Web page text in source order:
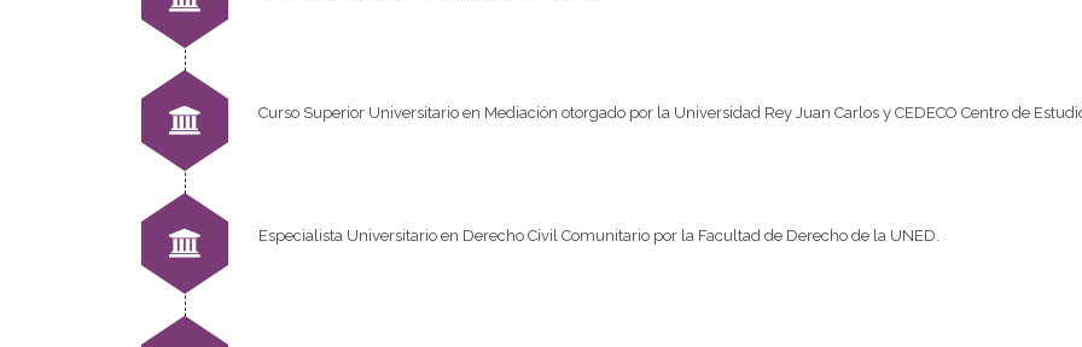
Curso Superior Universitario en Mediación otorgado por la Universidad Rey Juan Carlos y CEDECO Centro de
Especialista Universitario en Derecho Civil Comunitario por la Facultad de Derecho de la UNED.